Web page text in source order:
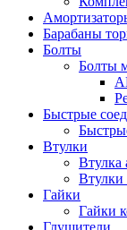
Барабаны
Болты
Болты
Быстрые
Втулки
Втулка
Втулки
Гайки
Гайки
Глушители